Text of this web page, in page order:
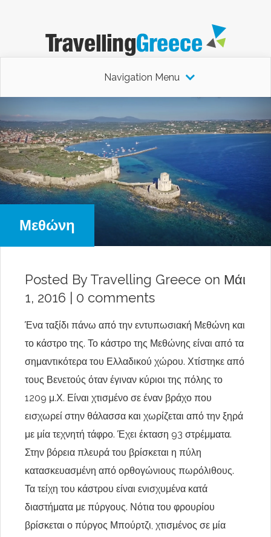
Navigation Menu
Μεθώνη
Posted By Travelling Greece on Μάι
1, 2016 | 0 comments
Ένα ταξίδι πάνω από την εντυπωσιακή Μεθώνη και
το κάστρο της. Το κάστρο της Μεθώνης είναι από τα
σημαντικότερα του Ελλαδικού χώρου. Χτίστηκε από
τους Βενετούς όταν έγιναν κύριοι της πόλης το
1209 μ.Χ. Είναι χτισμένο σε έναν βράχο που
εισχωρεί στην θάλασσα και χωρίζεται από την ξηρά
με μία τεχνητή τάφρο. Έχει έκταση 93 στρέμματα.
Στην βόρεια πλευρά του βρίσκεται η πύλη
κατασκευασμένη από ορθογώνιους πωρόλιθους.
Τα τείχη του κάστρου είναι ενισχυμένα κατά
διαστήματα με πύργους. Νότια του φρουρίου
βρίσκεται ο πύργος Μπούρτζι, χτισμένος σε μία